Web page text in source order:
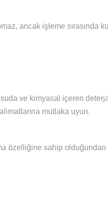
ancak işleme sırasında
suda ve kimyasal içeren
mutlaka uyun.
özelliğine sahip olduğundan